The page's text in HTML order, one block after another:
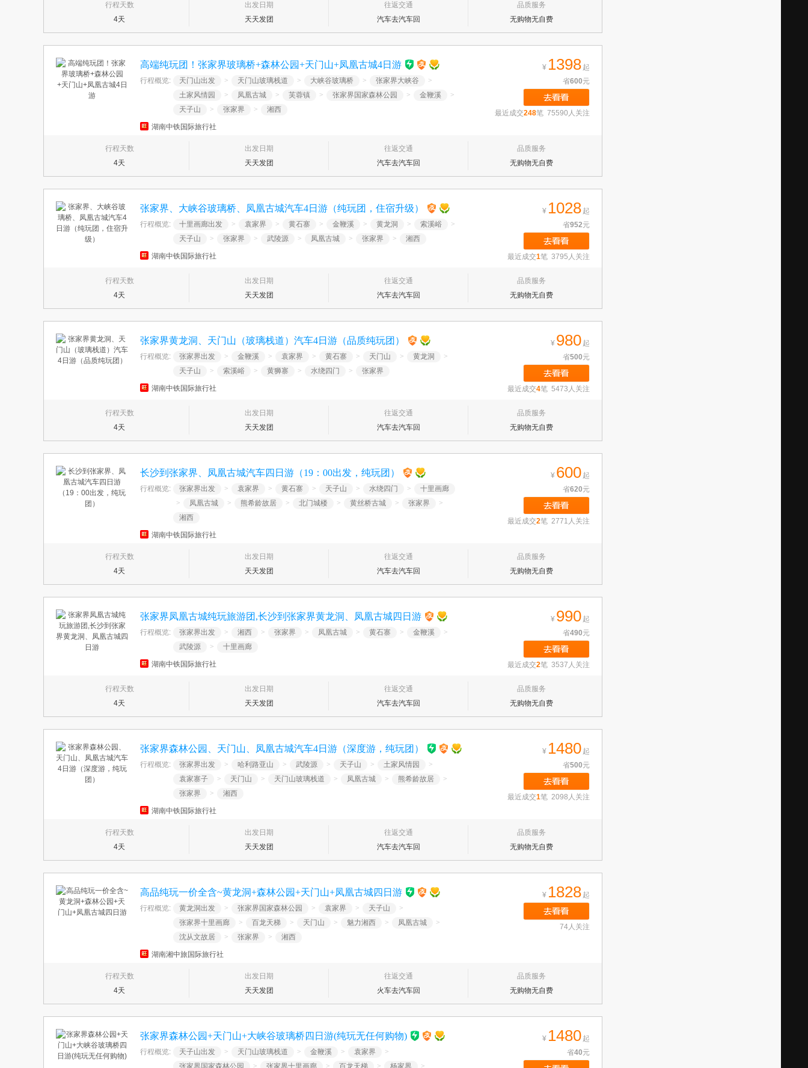
行程天数
4天
出发日期
天天发团
往返交通
汽车去汽车回
品质服务
无购物无自费
高端纯玩团！张家界玻璃桥+森林公园+天门山+凤凰古城4日游
行程概览: 天门山出发 > 天门山玻璃栈道 > 大峡谷玻璃桥 > 张家界大峡谷
>
土家风情园
> 凤凰古城 > 芙蓉镇 > 张家界国家森林公园 > 金鞭溪
>
天子山
> 张家界 > 湘西
湖南中铁国际旅行社
¥ 1398 起
省600元
最近成交248笔 75590人关注
行程天数
4天
出发日期
天天发团
往返交通
汽车去汽车回
品质服务
无购物无自费
张家界、大峡谷玻璃桥、凤凰古城汽车4日游（纯玩团，住宿升级）
行程概览: 十里画廊出发 > 袁家界 > 黄石寨 > 金鞭溪 > 黄龙洞 > 索溪峪
>
天子山
> 张家界 > 武陵源 > 凤凰古城 > 张家界 > 湘西
湖南中铁国际旅行社
¥ 1028 起
省952元
最近成交1笔 3795人关注
行程天数
4天
出发日期
天天发团
往返交通
汽车去汽车回
品质服务
无购物无自费
张家界黄龙洞、天门山（玻璃栈道）汽车4日游（品质纯玩团）
行程概览: 张家界出发 > 金鞭溪 > 袁家界 > 黄石寨 > 天门山 > 黄龙洞
>
天子山
> 索溪峪 > 黄狮寨 > 水绕四门 > 张家界
湖南中铁国际旅行社
¥ 980 起
省500元
最近成交4笔 5473人关注
行程天数
4天
出发日期
天天发团
往返交通
汽车去汽车回
品质服务
无购物无自费
长沙到张家界、凤凰古城汽车四日游（19：00出发，纯玩团）
行程概览: 张家界出发 > 袁家界 > 黄石寨 > 天子山 > 水绕四门 >
十里画廊
>
凤凰古城 > 熊希龄故居 > 北门城楼 > 黄丝桥古城 > 张家界
>
湘西
湖南中铁国际旅行社
¥ 600 起
省620元
最近成交2笔 2771人关注
行程天数
4天
出发日期
天天发团
往返交通
汽车去汽车回
品质服务
无购物无自费
张家界凤凰古城纯玩旅游团,长沙到张家界黄龙洞、凤凰古城四日游
行程概览: 张家界出发 > 湘西 > 张家界 > 凤凰古城 > 黄石寨 > 金鞭溪
>
武陵源
> 十里画廊
湖南中铁国际旅行社
¥ 990 起
省490元
最近成交2笔 3537人关注
行程天数
4天
出发日期
天天发团
往返交通
汽车去汽车回
品质服务
无购物无自费
张家界森林公园、天门山、凤凰古城汽车4日游（深度游，纯玩团）
行程概览: 张家界出发 > 哈利路亚山 > 武陵源 > 天子山 > 土家风情园
>
袁家寨子
> 天门山 > 天门山玻璃栈道 > 凤凰古城 > 熊希龄故居
>
张家界
> 湘西
湖南中铁国际旅行社
¥ 1480 起
省500元
最近成交1笔 2098人关注
行程天数
4天
出发日期
天天发团
往返交通
汽车去汽车回
品质服务
无购物无自费
高品纯玩一价全含~黄龙洞+森林公园+天门山+凤凰古城四日游
行程概览: 黄龙洞出发 > 张家界国家森林公园 > 袁家界 > 天子山
>
张家界十里画廊
> 百龙天梯 > 天门山 > 魅力湘西 > 凤凰古城
>
沈从文故居
> 张家界 > 湘西
湖南湘中旅国际旅行社
¥ 1828 起
74人关注
行程天数
4天
出发日期
天天发团
往返交通
火车去汽车回
品质服务
无购物无自费
张家界森林公园+天门山+大峡谷玻璃桥四日游(纯玩无任何购物)
行程概览: 天子山出发 > 天门山玻璃栈道 > 金鞭溪 > 袁家界
>
张家界国家森林公园
> 张家界十里画廊 > 百龙天梯 > 杨家界 >
¥ 1480 起
省40元